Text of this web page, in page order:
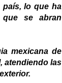
país, lo que ha
se abran
mexicana de
atendiendo las